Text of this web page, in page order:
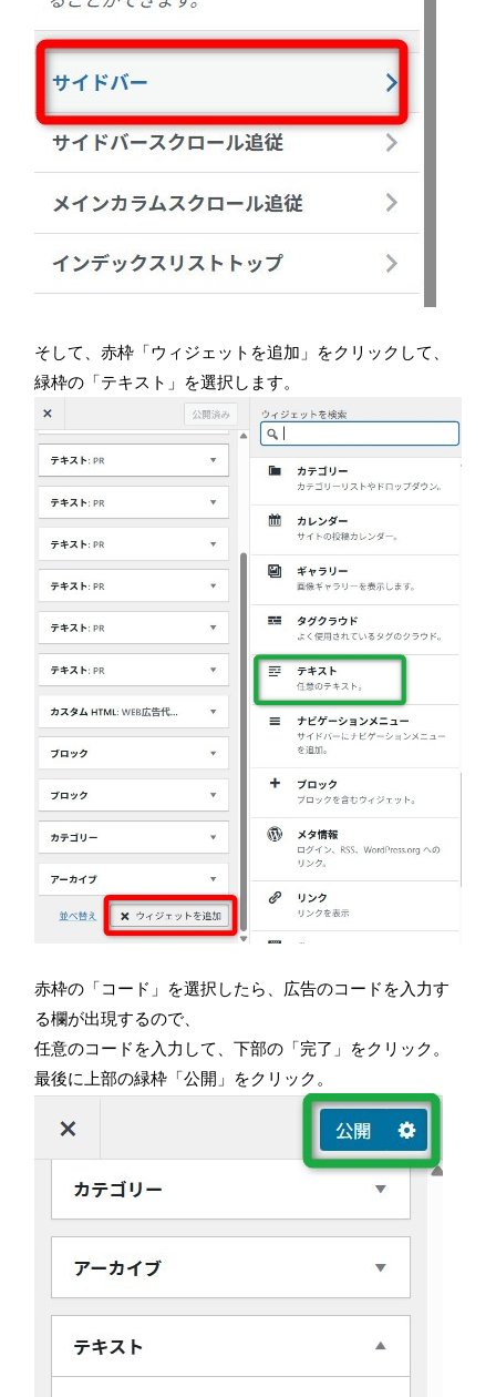
そして、赤枠「ウィジェットを追加」をクリックして、
緑枠の「テキスト」を選択します。
赤枠の「コード」を選択したら、広告のコードを入力す
る欄が出現するので、
任意のコードを入力して、下部の「完了」をクリック。
最後に上部の緑枠「公開」をクリック。